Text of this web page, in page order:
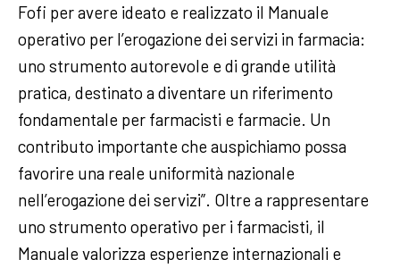
Fofi per avere ideato e realizzato il Manuale
operativo per l’erogazione dei servizi in farmacia:
uno strumento autorevole e di grande utilità
pratica, destinato a diventare un riferimento
fondamentale per farmacisti e farmacie. Un
contributo importante che auspichiamo possa
favorire una reale uniformità nazionale
nell’erogazione dei servizi”. Oltre a rappresentare
uno strumento operativo per i farmacisti, il
Manuale valorizza esperienze internazionali e